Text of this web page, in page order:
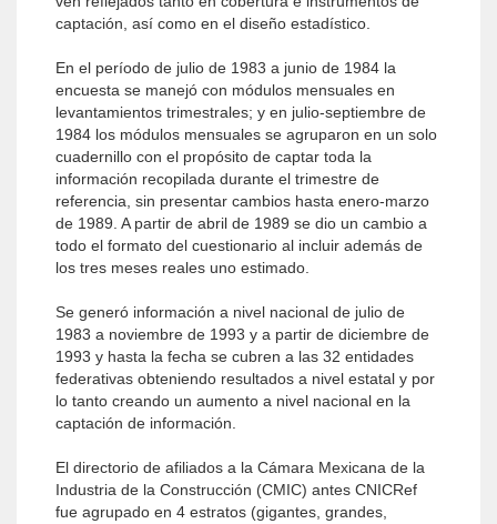
captación, así como en el diseño estadístico.
En el período de julio de 1983 a junio de 1984 la
encuesta se manejó con módulos mensuales en
levantamientos trimestrales; y en julio-septiembre de
1984 los módulos mensuales se agruparon en un solo
cuadernillo con el propósito de captar toda la
información recopilada durante el trimestre de
referencia, sin presentar cambios hasta enero-marzo
de 1989. A partir de abril de 1989 se dio un cambio a
todo el formato del cuestionario al incluir además de
los tres meses reales uno estimado.
Se generó información a nivel nacional de julio de
1983 a noviembre de 1993 y a partir de diciembre de
1993 y hasta la fecha se cubren a las 32 entidades
federativas obteniendo resultados a nivel estatal y por
lo tanto creando un aumento a nivel nacional en la
captación de información.
El directorio de afiliados a la Cámara Mexicana de la
Industria de la Construcción (CMIC) antes CNICRef
fue agrupado en 4 estratos (gigantes, grandes,